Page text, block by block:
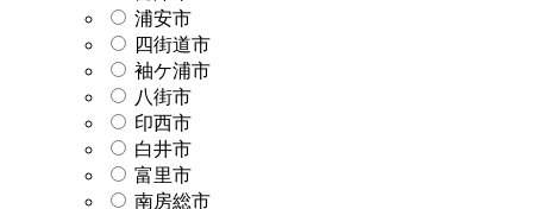
浦安市
四街道市
袖ケ浦市
八街市
印西市
白井市
富里市
南房総市